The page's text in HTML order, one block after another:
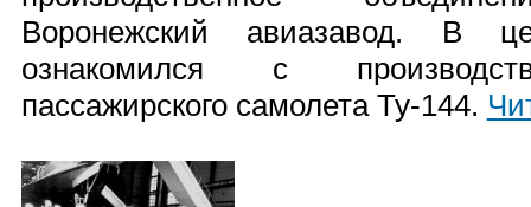
Воронежский авиазавод. В
ознакомился с
пассажирского самолета Ту-144.